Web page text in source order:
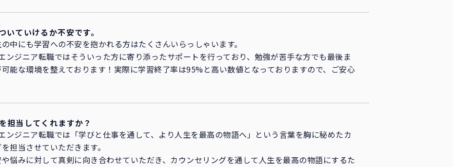
ていけるか不安です。
中にも学習への不安を抱かれる方はたくさんいらっしゃいます。
ンジニア転職ではそういった方に寄り添ったサポートを行っており、勉強が苦手な方でも最後ま
能な環境を整えております！実際に学習終了率は95%と高い数値となっておりますので、ご安心
担当してくれますか？
ンジニア転職では「学びと仕事を通して、より人生を最高の物語へ」という言葉を胸に秘めたカ
担当させていただきます。
悩みに対して真剣に向き合わせていただき、カウンセリングを通して人生を最高の物語にするた